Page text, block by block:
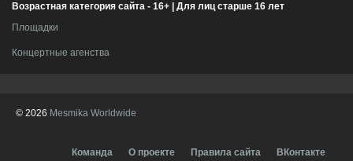
Возрастная категория сайта - 16+ | Для лиц старше 16 лет
Площадки
Концертные агенства
© 2026 Mesmika Worldwide
Команда О проекте Правила сайта ВКонтакте